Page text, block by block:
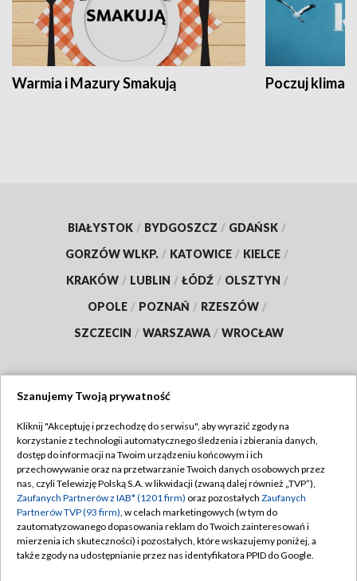
Warmia i Mazury Smakują Poczuj klimat
BIAŁYSTOK / BYDGOSZCZ / GDAŃSK /
GORZÓW WLKP. / KATOWICE / KIELCE /
KRAKÓW / LUBLIN / ŁÓDŹ / OLSZTYN /
OPOLE / POZNAŃ / RZESZÓW /
SZCZECIN / WARSZAWA / WROCŁAW
TVP
Abonament TVP
Emisja w TVP
Centrum informacji TVP
Naziemna Telewizja Cyfrowa
Regulamin TVP
Polityka prywatności
Moje zgody
Pomoc
Szanujemy Twoją prywatność
Kliknij "Akceptuję i przechodzę do serwisu", aby wyrazić zgody na
korzystanie z technologii automatycznego śledzenia i zbierania danych,
dostęp do informacji na Twoim urządzeniu końcowym i ich
przechowywanie oraz na przetwarzanie Twoich danych osobowych przez
nas, czyli Telewizję Polską S.A. w likwidacji (zwaną dalej również „TVP”),
Zaufanych Partnerów z IAB* (1201 firm) oraz pozostałych Zaufanych
Partnerów TVP (93 firm), w celach marketingowych (w tym do
zautomatyzowanego dopasowania reklam do Twoich zainteresowań i
mierzenia ich skuteczności) i pozostałych, które wskazujemy poniżej, a
także zgody na udostępnianie przez nas identyfikatora PPID do Google.